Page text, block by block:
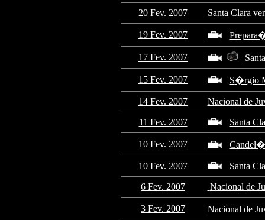
20 Fev. 2007 Santa Clara
19 Fev. 2007
17 Fev. 2007
15 Fev. 2007 S�rgio
14 Fev. 2007 Nacional de
11 Fev. 2007 Santa
10 Fev. 2007
10 Fev. 2007 Santa
6 Fev. 2007 Nacional de
3 Fev. 2007 Nacional de